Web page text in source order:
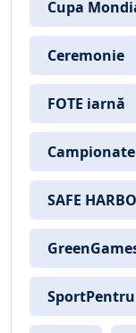
Cupa
Ceremonie
FOTE iarnă
SAFE